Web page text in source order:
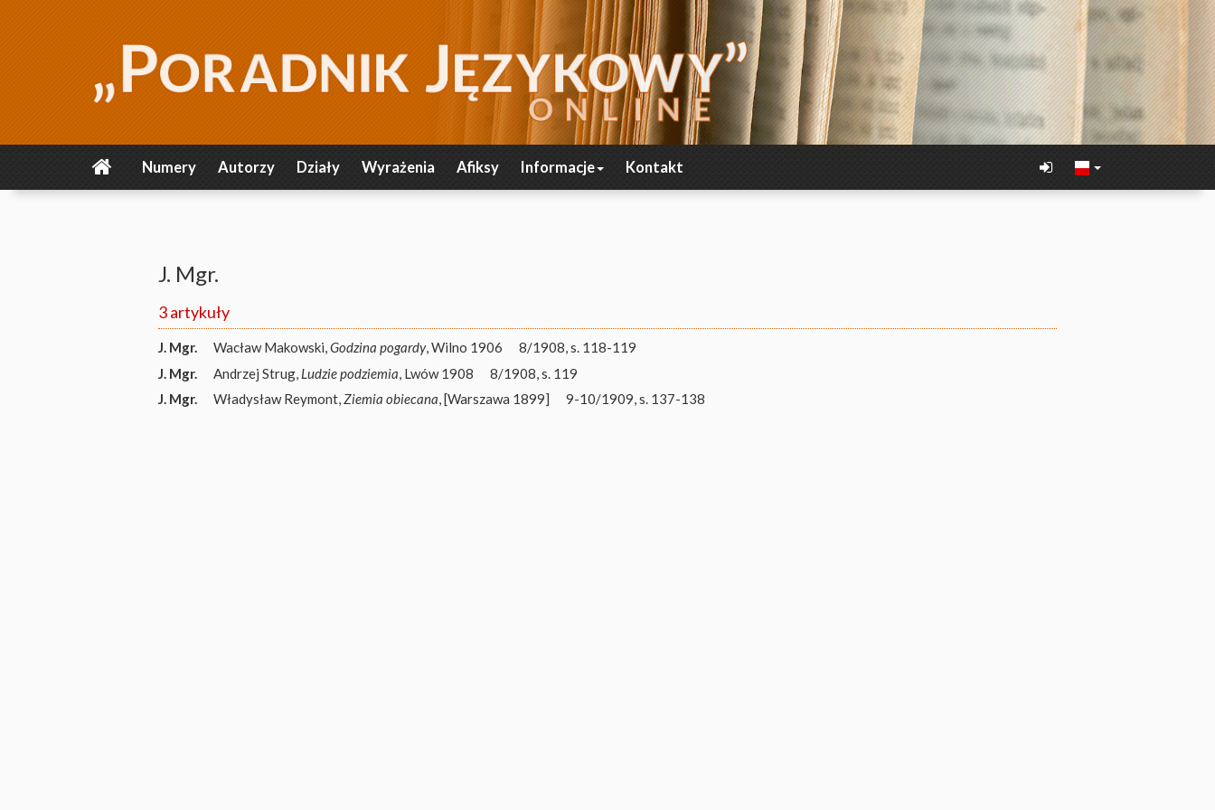
Numery Autorzy Działy Wyrażenia Afiksy Informacje Kontakt
J. Mgr.
3 artykuły
J. Mgr. Wacław Makowski,Godzina pogardy, Wilno 1906
8/1908, s. 118-119
J. Mgr.
Andrzej Strug, Ludzie podziemia , Lwów 1908
8/1908, s. 119
J. Mgr.
Władysław Reymont,Ziemia obiecana, [Warszawa 1899] 9-10/1909, s. 137-138